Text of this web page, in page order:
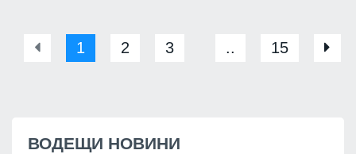
1 2 3 .. 15
ВОДЕЩИ НОВИНИ